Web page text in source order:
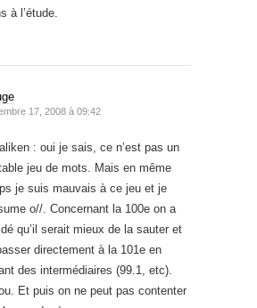
à l’étude.
17, 2008 à 09:42
: oui je sais, ce n’est pas un
jeu de mots. Mais en même
je suis mauvais à ce jeu et je
o//. Concernant la 100e on a
qu’il serait mieux de la sauter et
directement à la 101e en
des intermédiaires (99.1, etc).
Et puis on ne peut pas contenter